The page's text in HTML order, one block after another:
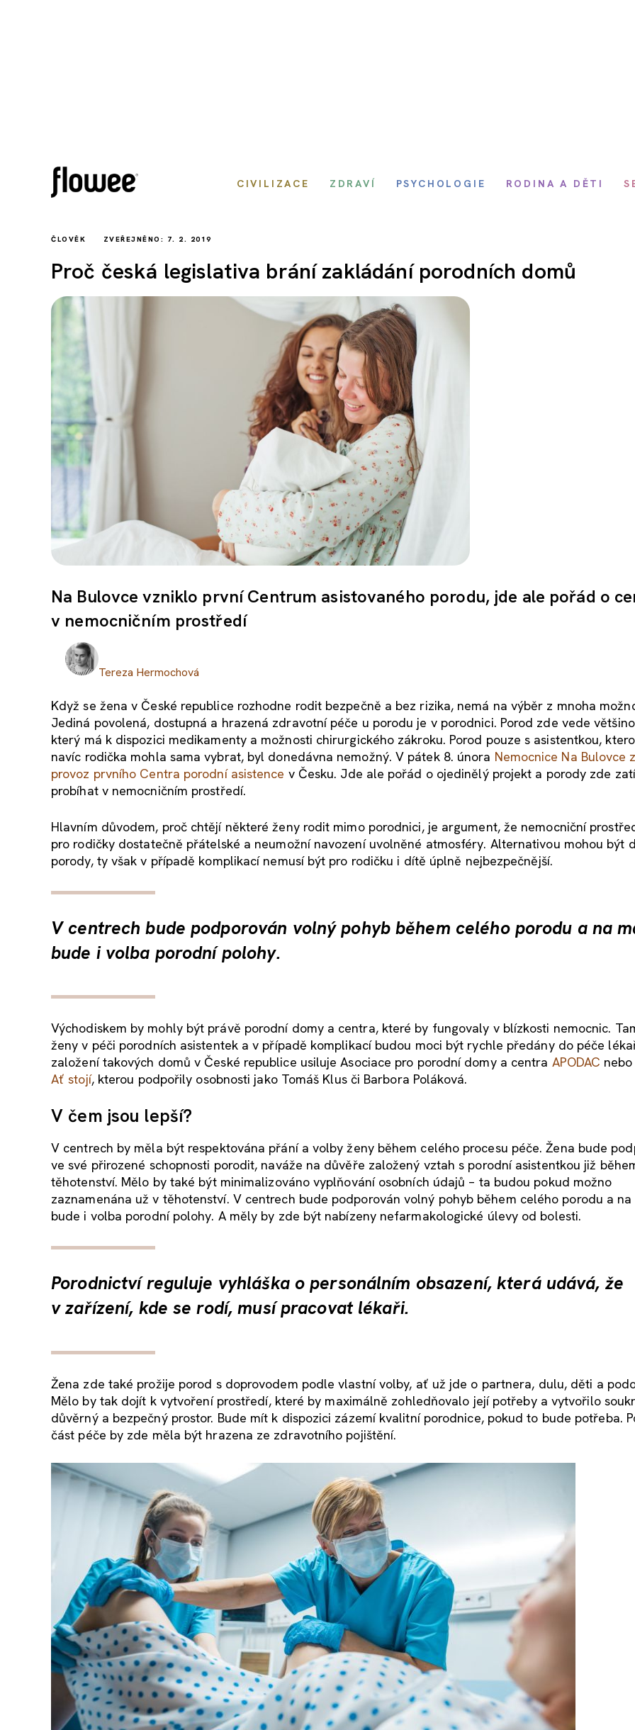
CIVILIZACE ZDRAVÍ PSYCHOLOGIE RODINA A DĚTI
ČLOVĚK ZVEŘEJNĚNO: 7. 2. 2019
Proč česká legislativa brání zakládání porodních domů
Na Bulovce vzniklo první Centrum asistovaného porodu, jde ale pořád o
v nemocničním prostředí
Tereza Hermochová
Když se žena v České republice rozhodne rodit bezpečně a bez rizika, nemá na výběr z mnoha
Jediná povolená, dostupná a hrazená zdravotní péče u porodu je v porodnici. Porod zde vede
který má k dispozici medikamenty a možnosti chirurgického zákroku. Porod pouze s asistentkou,
navíc rodička mohla sama vybrat, byl donedávna nemožný. V pátek 8. února Nemocnice Na Bulovce
provoz prvního Centra porodní asistence v Česku. Jde ale pořád o ojedinělý projekt a porody zde
probíhat v nemocničním prostředí.
Hlavním důvodem, proč chtějí některé ženy rodit mimo porodnici, je argument, že nemocniční
pro rodičky dostatečně přátelské a neumožní navození uvolněné atmosféry. Alternativou mohou být
porody, ty však v případě komplikací nemusí být pro rodičku i dítě úplně nejbezpečnější.
V centrech bude podporován volný pohyb během celého porodu a na
bude i volba porodní polohy.
Východiskem by mohly být právě porodní domy a centra, které by fungovaly v blízkosti nemocnic.
ženy v péči porodních asistentek a v případě komplikací budou moci být rychle předány do péče
založení takových domů v České republice usiluje Asociace pro porodní domy a centra APODAC
Ať stojí, kterou podpořily osobnosti jako Tomáš Klus či Barbora Poláková.
V čem jsou lepší?
V centrech by měla být respektována přání a volby ženy během celého procesu péče. Žena bude
ve své přirozené schopnosti porodit, naváže na důvěře založený vztah s porodní asistentkou již
těhotenství. Mělo by také být minimalizováno vyplňování osobních údajů – ta budou pokud možno
zaznamenána už v těhotenství. V centrech bude podporován volný pohyb během celého porodu a
bude i volba porodní polohy. A měly by zde být nabízeny nefarmakologické úlevy od bolesti.
Porodnictví reguluje vyhláška o personálním obsazení, která udává, že
v zařízení, kde se rodí, musí pracovat lékaři.
Žena zde také prožije porod s doprovodem podle vlastní volby, ať už jde o partnera, dulu, děti a
Mělo by tak dojít k vytvoření prostředí, které by maximálně zohledňovalo její potřeby a vytvořilo
důvěrný a bezpečný prostor. Bude mít k dispozici zázemí kvalitní porodnice, pokud to bude potřeba.
část péče by zde měla být hrazena ze zdravotního pojištění.